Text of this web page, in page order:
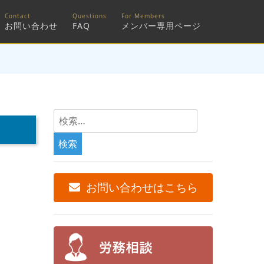
お問い合わせ FAQ メンバー専用ページ
検
索:
お問い合わせはこちら